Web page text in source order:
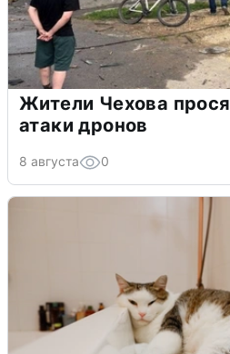
Жители Чехова
атаки дронов
8 августа 0